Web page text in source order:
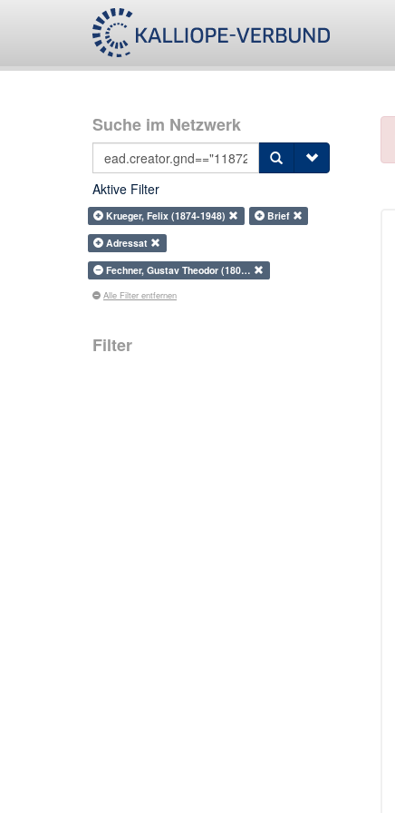
Suche im Netzwerk
Aktive Filter
Krueger, Felix (1874-1948)
Brief
Adressat
Fechner, Gustav Theodor (180…
Alle Filter entfernen
Filter